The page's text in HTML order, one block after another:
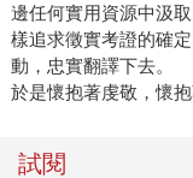
邊任何實用資源中汲
樣追求徵實考證的確
動，忠實翻譯下去。
於是懷抱著虔敬，懷
試閱